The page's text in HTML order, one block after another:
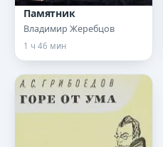
Памятник
Владимир Жеребцов
1 ч 46 мин